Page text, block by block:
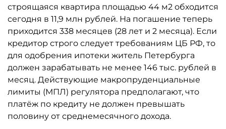
строящаяся квартира площадью 44 м2 обходится
сегодня в 11,9 млн рублей. На погашение теперь
приходится 338 месяцев (28 лет и 2 месяца). Если
кредитор строго следует требованиям ЦБ РФ, то
для одобрения ипотеки житель Петербурга
должен зарабатывать не менее 146 тыс. рублей в
месяц. Действующие макропруденциальные
лимиты (МПЛ) регулятора предполагают, что
платёж по кредиту не должен превышать
половину от среднемесячного дохода.